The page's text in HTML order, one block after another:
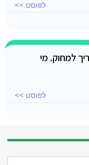
לפוסט >>
למחוק. מי
לפוסט >>